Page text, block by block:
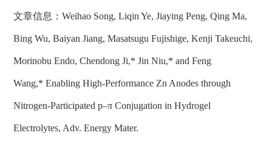
文章信息：Weihao Song, Liqin Ye, Jiaying Peng, Qing Ma,
Bing Wu, Baiyan Jiang, Masatsugu Fujishige, Kenji Takeuchi,
Morinobu Endo, Chendong Ji,* Jin Niu,* and Feng
Wang,* Enabling High-Performance Zn Anodes through
Nitrogen-Participatedp–πConjugation in Hydrogel
Electrolytes, Adv. Energy Mater.